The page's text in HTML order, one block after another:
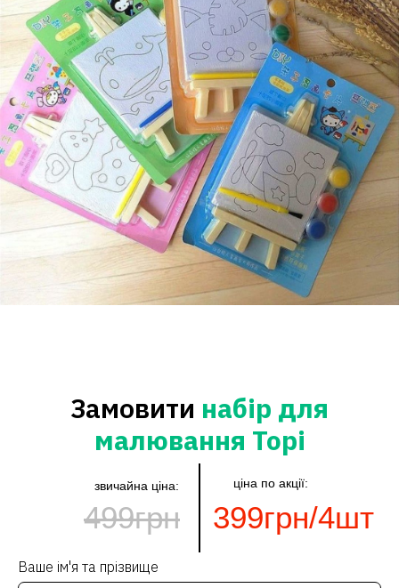
Замовити набір для
малювання Торі
звичайна ціна:
499грн 399грн/4шт
ціна по акції:
Ваше ім'я та прізвище